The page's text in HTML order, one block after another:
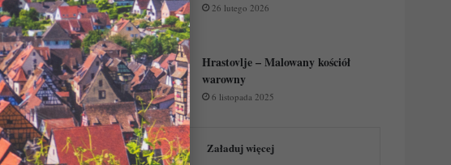
26 lutego 2026
Hrastovlje – Malowany kościół
warowny
6 listopada 2025
Załaduj więcej